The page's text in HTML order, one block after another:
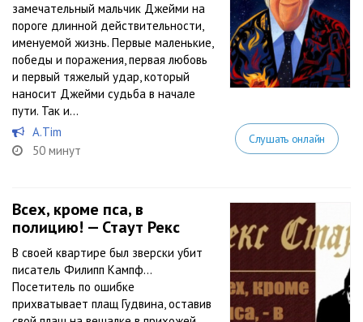
замечательный мальчик Джейми на
пороге длинной действительности,
именуемой жизнь. Первые маленькие,
победы и поражения, первая любовь
и первый тяжелый удар, который
наносит Джейми судьба в начале
пути. Так и...
A.Tim
50 минут
Слушать онлайн
Всех, кроме пса, в
полицию! — Стаут Рекс
В своей квартире был зверски убит
писатель Филипп Кампф…
Посетитель по ошибке
прихватывает плащ Гудвина, оставив